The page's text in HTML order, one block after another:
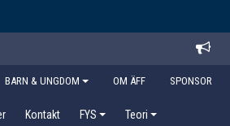
BARN & UNGDOM OM ÄFF SPONSOR
Kontakt FYS Teori